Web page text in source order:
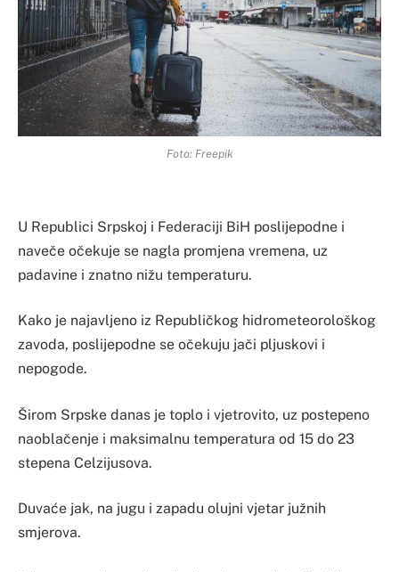
Foto: Freepik
​U Republici Srpskoj i Federaciji BiH poslijepodne i
naveče očekuje se nagla promjena vremena, uz
padavine i znatno nižu temperaturu.
Kako je najavljeno iz Republičkog hidrometeorološkog
zavoda, poslijepodne se očekuju jači pljuskovi i
nepogode.
Širom Srpske danas je toplo i vjetrovito, uz postepeno
naoblačenje i maksimalnu temperatura od 15 do 23
stepena Celzijusova.
Duvaće jak, na jugu i zapadu olujni vjetar južnih
smjerova.